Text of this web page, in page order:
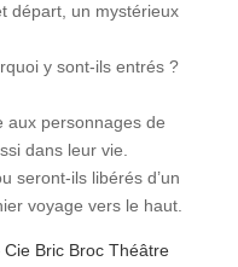
départ, un mystérieux
y sont-ils entrés ?
aux personnages de
dans leur vie.
seront-ils libérés d’un
voyage vers le haut.
Bric Broc Théâtre